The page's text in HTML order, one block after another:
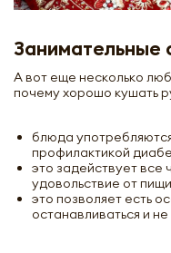
Занимательные
А вот еще несколько
почему хорошо кушать
блюда
профилактикой
это задействует все
удовольствие от
это позволяет есть
останавливаться и